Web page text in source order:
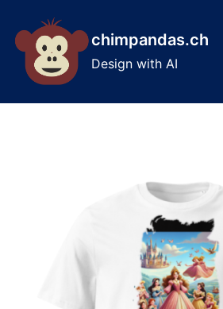
content
chimpandas.ch
Design with AI